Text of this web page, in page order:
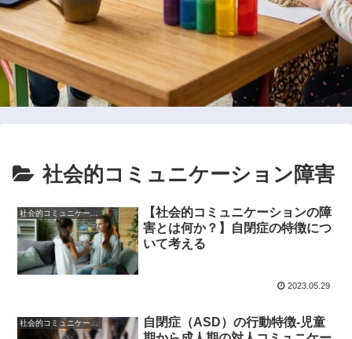
社会的コミュニケーション障害
社会的コミュニケーション障害
【社会的コミュニケーションの障
害とは何か？】自閉症の特徴につ
いて考える
2023.05.29
自閉症（ASD）の行動特徴-児童